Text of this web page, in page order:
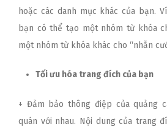
hoặc các danh mục khác của bạn.
bạn có thể tạo một nhóm từ khóa
một nhóm từ khóa khác cho “nhẫn
Tối ưu hóa trang đích của bạn
+ Đảm bảo thông điệp của quảng
quán với nhau. Nội dung của trang